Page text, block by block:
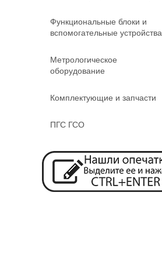
Функциональные блоки и
вспомогательные устройства
Метрологическое
оборудование
Комплектующие и запчасти
ПГС ГСО